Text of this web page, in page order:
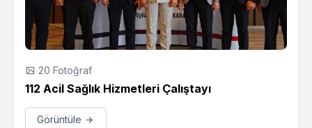
20 Fotoğraf
112 Acil Sağlık Hizmetleri Çalıştayı
Görüntüle